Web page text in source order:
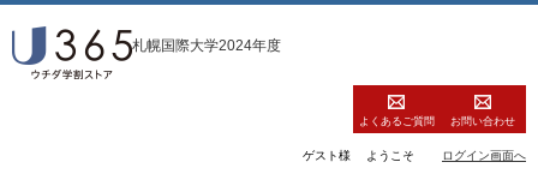
札幌国際大学2024年度
よくあるご質問 お問い合わせ
ゲスト様 ようこそ ログイン画面へ